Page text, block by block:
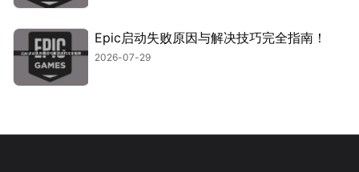
Epic启动失败原因与解决技巧完全指南！
2026-07-29